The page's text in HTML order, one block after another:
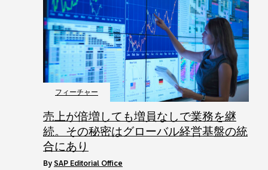
フィーチャー
売上が倍増しても増員なしで業務を継
続。その秘密はグローバル経営基盤の統
合にあり
by SAP Editorial Office